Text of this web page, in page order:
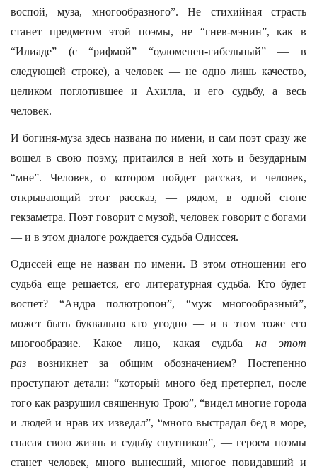
воспой, муза, многообразного”. Не стихийная страсть
станет предметом этой поэмы, не “гнев-мэнин”, как в
“Илиаде” (с “рифмой” “оуломенен-гибельный” — в
следующей строке), а человек — не одно лишь качество,
целиком поглотившее и Ахилла, и его судьбу, а весь
человек.
И богиня-муза здесь названа по имени, и сам поэт сразу же
вошел в свою поэму, притаился в ней хоть и безударным
“мне”. Человек, о котором пойдет рассказ, и человек,
открывающий этот рассказ, — рядом, в одной стопе
гекзаметра. Поэт говорит с музой, человек говорит с богами
— и в этом диалоге рождается судьба Одиссея.
Одиссей еще не назван по имени. В этом отношении его
судьба еще решается, его литературная судьба. Кто будет
воспет? “Андра полютропон”, “муж многообразный”,
может быть буквально кто угодно — и в этом тоже его
многообразие. Какое лицо, какая судьба на этот
раз возникнет за общим обозначением? Постепенно
проступают детали: “который много бед претерпел, после
того как разрушил священную Трою”, “видел многие города
и людей и нрав их изведал”, “много выстрадал бед в море,
спасая свою жизнь и судьбу спутников”, — героем поэмы
станет человек, много вынесший, многое повидавший и